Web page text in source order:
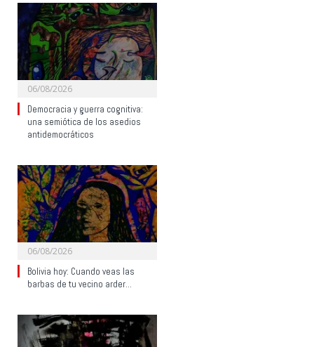
06/08/2026
Democracia y guerra cognitiva:
una semiótica de los asedios
antidemocráticos
06/08/2026
Bolivia hoy: Cuando veas las
barbas de tu vecino arder…